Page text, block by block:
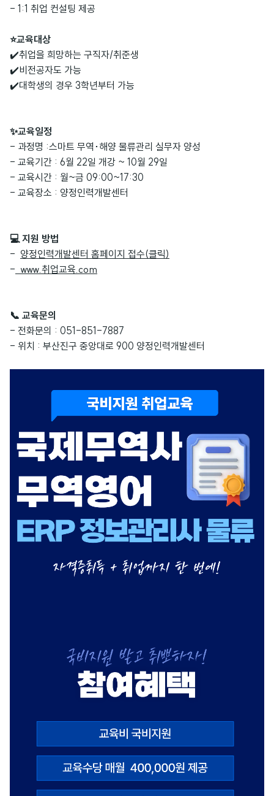
- 1:1 취업 컨설팅 제공
⭐교육대상
✔️취업을 희망하는 구직자/취준생
✔️비전공자도 가능
✔️대학생의 경우 3학년부터 가능
✨교육일정
- 과정명 :스마트 무역･해양 물류관리 실무자 양성
- 교육기간 : 6월 22일 개강 ~ 10월 29일
- 교육시간 : 월~금 09:00~17:30
- 교육장소 : 양정인력개발센터
💻 지원 방법
- 양정인력개발센터 홈페이지 접수(클릭)
- www.취업교육.com
📞 교육문의
- 전화문의 : 051-851-7887
- 위치 : 부산진구 중앙대로 900 양정인력개발센터